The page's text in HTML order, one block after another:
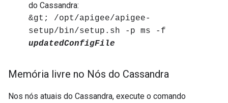
do Cassandra:
&gt; /opt/apigee/apigee-
setup/bin/setup.sh -p ms -f
updatedConfigFile
Memória livre no Nós do Cassandra
Nos nós atuais do Cassandra, execute o comando